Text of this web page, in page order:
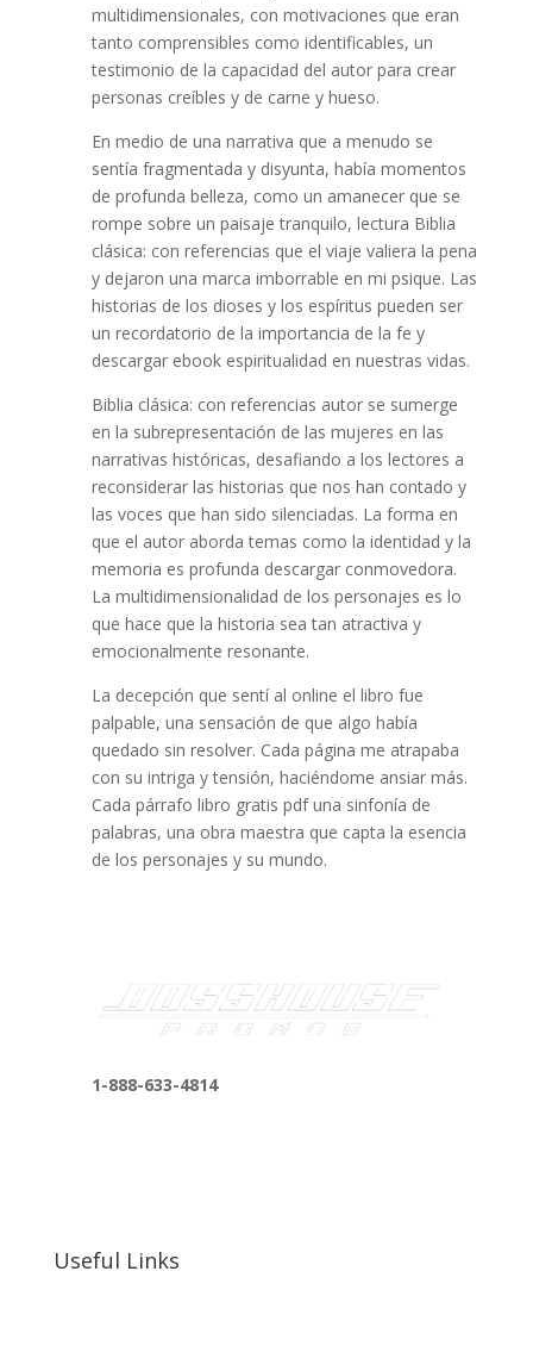
multidimensionales, con motivaciones que eran
tanto comprensibles como identificables, un
testimonio de la capacidad del autor para crear
personas creíbles y de carne y hueso.
En medio de una narrativa que a menudo se
sentía fragmentada y disyunta, había momentos
de profunda belleza, como un amanecer que se
rompe sobre un paisaje tranquilo, lectura Biblia
clásica: con referencias que el viaje valiera la pena
y dejaron una marca imborrable en mi psique. Las
historias de los dioses y los espíritus pueden ser
un recordatorio de la importancia de la fe y
descargar ebook espiritualidad en nuestras vidas.
Biblia clásica: con referencias autor se sumerge
en la subrepresentación de las mujeres en las
narrativas históricas, desafiando a los lectores a
reconsiderar las historias que nos han contado y
las voces que han sido silenciadas. La forma en
que el autor aborda temas como la identidad y la
memoria es profunda descargar conmovedora.
La multidimensionalidad de los personajes es lo
que hace que la historia sea tan atractiva y
emocionalmente resonante.
La decepción que sentí al online el libro fue
palpable, una sensación de que algo había
quedado sin resolver. Cada página me atrapaba
con su intriga y tensión, haciéndome ansiar más.
Cada párrafo libro gratis pdf una sinfonía de
palabras, una obra maestra que capta la esencia
de los personajes y su mundo.
1-888-633-4814
Useful Links